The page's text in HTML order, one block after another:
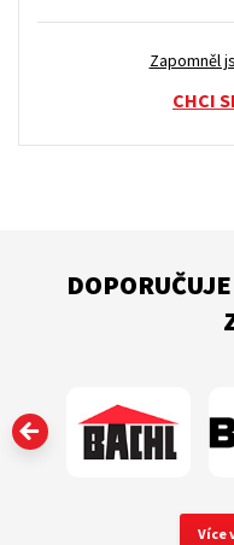
Zapomněl
CHCI
‹
Více